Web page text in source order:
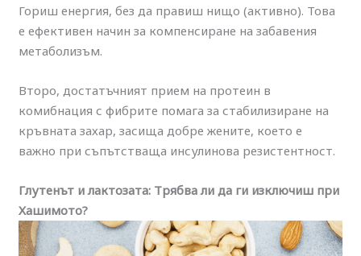
Гориш енергия, без да правиш нищо (активно). Това
е ефективен начин за компенсиране на забавения
метаболизъм.
Второ, достатъчният прием на протеин в
комибнация с фибрите помага за стабилизиране на
кръвната захар, засища добре жените, което е
важно при съпътстваща инсулинова резистентност.
Глутенът и лактозата: Трябва ли да ги изключиш при
Хашимото?